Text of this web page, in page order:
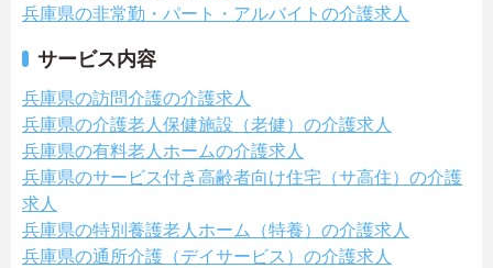
兵庫県の非常勤・パート・アルバイトの介護求人
サービス内容
兵庫県の訪問介護の介護求人
兵庫県の介護老人保健施設（老健）の介護求人
兵庫県の有料老人ホームの介護求人
兵庫県のサービス付き高齢者向け住宅（サ高住）の介護
求人
兵庫県の特別養護老人ホーム（特養）の介護求人
兵庫県の通所介護（デイサービス）の介護求人